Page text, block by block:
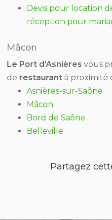
Devis pour location
réception pour
Mâcon
Le Port d'Asnières vous
de restaurant à proximité
Asnières-sur-Saône
Mâcon
Bord de Saône
Belleville